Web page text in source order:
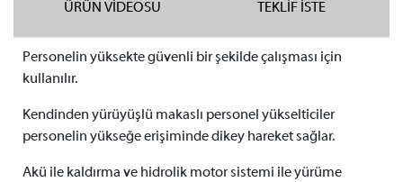
ÜRÜN VİDEOSU TEKLİF İSTE
Personelin yüksekte güvenli bir şekilde çalışması için
kullanılır.
Kendinden yürüyüşlü makaslı personel yükselticiler
personelin yükseğe erişiminde dikey hareket sağlar.
Akü ile kaldırma ve hidrolik motor sistemi ile yürüme